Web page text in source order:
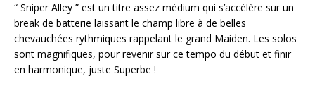
“ Sniper Alley ” est un titre assez médium qui s’accélère sur un
break de batterie laissant le champ libre à de belles
chevauchées rythmiques rappelant le grand Maiden. Les solos
sont magnifiques, pour revenir sur ce tempo du début et finir
en harmonique, juste Superbe !